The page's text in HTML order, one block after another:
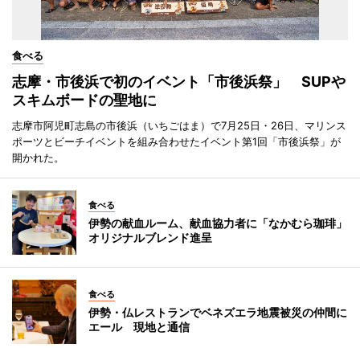
食べる
志摩・市後浜で初のイベント「市後浜祭」 SUPや
スキムボードの聖地に
志摩市阿児町志島の市後浜（いちごはま）で7月25日・26日、マリンス
ポーツとビーチイベントを組み合わせたイベント第1回「市後浜祭」が
開かれた。
食べる
伊勢の献血ルーム、献血協力者に「なかむら珈琲」
オリジナルブレンド進呈
食べる
伊勢・仏レストランでベネズエラ地震被災の仲間に
エール 現地と通信